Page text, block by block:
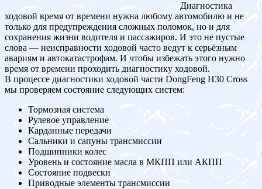
Диагностика
ходовой время от времени нужна любому автомобилю и не
только для предупреждения сложных поломок, но и для
сохранения жизни водителя и пассажиров. И это не пустые
слова — неисправности ходовой часто ведут к серьёзным
авариям и автокатастрофам. И чтобы избежать этого нужно
время от времени проходить диагностику ходовой.
В процессе диагностики ходовой части DongFeng H30 Cross
мы проверяем состояние следующих систем:
Тормозная система
Рулевое управление
Карданные передачи
Сальники и сапуны трансмиссии
Подшипники колес
Уровень и состояние масла в МКПП или АКПП
Состояние подвески
Приводные элементы трансмиссии